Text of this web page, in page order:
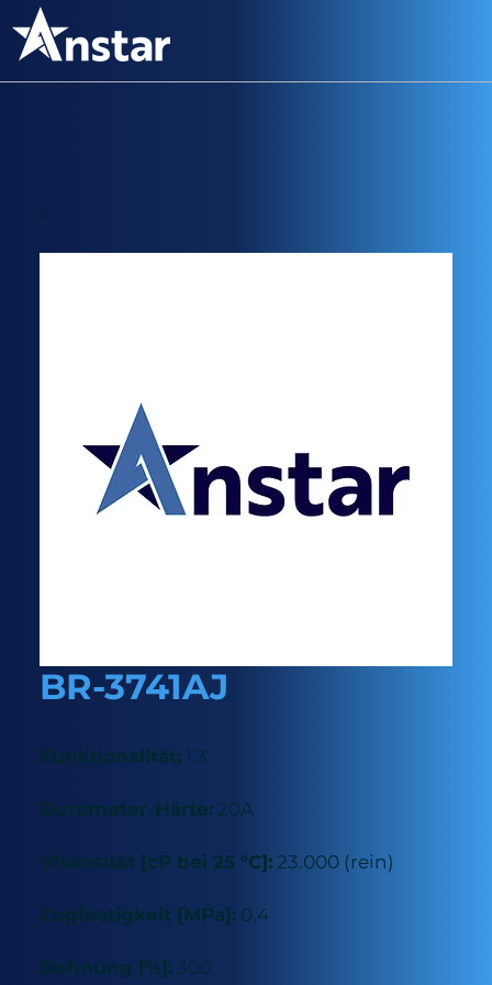
BR-3741AJ
Funktionalität: 1.3
Durometer-Härte: 20A
Viskosität [cP bei 25 °C]: 23.000 (rein)
Zugfestigkeit [MPa]: 0,4
Dehnung [%]: 300